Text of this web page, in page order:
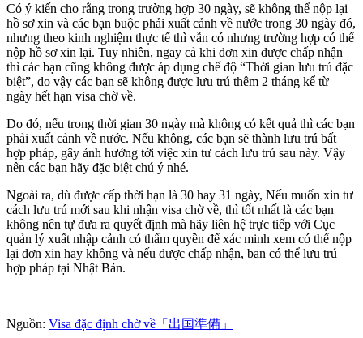
Có ý kiến cho rằng trong trường hợp 30 ngày, sẽ không thể nộp lại
hồ sơ xin và các bạn buộc phải xuất cảnh về nước trong 30 ngày đó,
nhưng theo kinh nghiệm thực tế thì vẫn có nhưng trường hợp có thể
nộp hồ sơ xin lại. Tuy nhiên, ngay cả khi đơn xin được chấp nhận
thì các bạn cũng không được áp dụng chế độ “Thời gian lưu trú đặc
biệt”, do vậy các bạn sẽ không được lưu trú thêm 2 tháng kể từ
ngày hết hạn visa chờ về.
Do đó, nếu trong thời gian 30 ngày mà không có kết quả thì các bạn
phải xuất cảnh về nước. Nếu không, các bạn sẽ thành lưu trú bất
hợp pháp, gây ảnh hưởng tới việc xin tư cách lưu trú sau này. Vậy
nên các bạn hãy đặc biệt chú ý nhé.
Ngoài ra, dù được cấp thời hạn là 30 hay 31 ngày, Nếu muốn xin tư
cách lưu trú mới sau khi nhận visa chờ về, thì tốt nhất là các bạn
không nên tự đưa ra quyết định mà hãy liên hệ trực tiếp với Cục
quản lý xuất nhập cảnh có thẩm quyền để xác minh xem có thể nộp
lại đơn xin hay không và nếu được chấp nhận, ban có thể lưu trú
hợp pháp tại Nhật Bản.
Nguồn: Visa đặc định chờ về「出国準備」